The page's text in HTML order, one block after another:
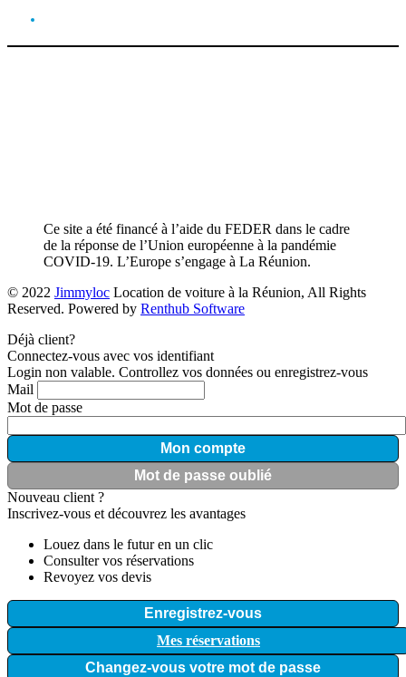
Ce site a été financé à l’aide du FEDER dans le cadre
de la réponse de l’Union européenne à la pandémie
COVID-19. L’Europe s’engage à La Réunion.
© 2022 Jimmyloc Location de voiture à la Réunion, All Rights
Reserved. Powered by Renthub Software
Déjà client?
Connectez-vous avec vos identifiant
Login non valable. Controllez vos données ou enregistrez-vous
Mail
Mot de passe
Mon compte
Mot de passe oublié
Nouveau client ?
Inscrivez-vous et découvrez les avantages
Louez dans le futur en un clic
Consulter vos réservations
Revoyez vos devis
Enregistrez-vous
Mes réservations
Changez-vous votre mot de passe